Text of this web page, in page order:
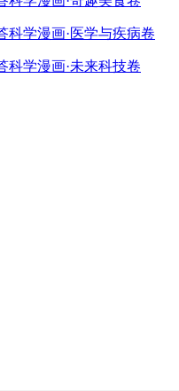
科学漫画·医学与疾病卷
科学漫画·未来科技卷